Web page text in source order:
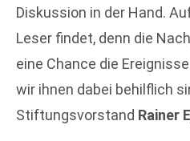
Diskussion in der Hand.
Leser findet, denn die
eine Chance die
wir ihnen dabei behilflich
Stiftungsvorstand Rainer